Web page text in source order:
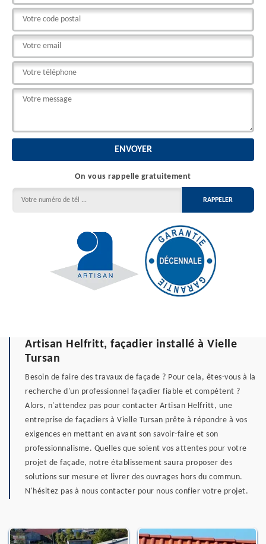
On vous rappelle gratuitement
Artisan Helfritt, façadier installé à Vielle
Tursan
Besoin de faire des travaux de façade ? Pour cela, êtes-vous à la
recherche d'un professionnel façadier fiable et compétent ?
Alors, n'attendez pas pour contacter Artisan Helfritt, une
entreprise de façadiers à Vielle Tursan prête à répondre à vos
exigences en mettant en avant son savoir-faire et son
professionnalisme. Quelles que soient vos attentes pour votre
projet de façade, notre établissement saura proposer des
solutions sur mesure et livrer des ouvrages hors du commun.
N'hésitez pas à nous contacter pour nous confier votre projet.